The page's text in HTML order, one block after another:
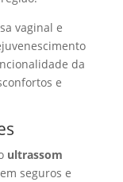
vaginal e
da
e
ultrassom
seguros e